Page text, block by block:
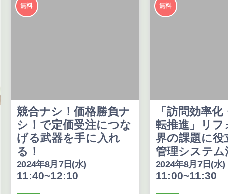
無料
競合ナシ！価格勝負ナ
シ！で定価受注につな
げる武器を手に入れ
る！
2024年8月7日(水)
11:40~12:10
無料
「訪問効率
転推進」リフ
界の課題に役
管理システム
2024年8月7日(水)
11:00~11:30